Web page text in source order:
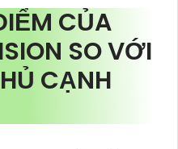
CỦA
SO VỚI
CẠNH